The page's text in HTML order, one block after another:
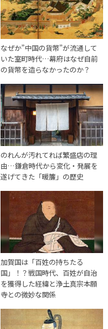
なぜか”中国の貨幣”が流通して
いた室町時代…幕府はなぜ自前
の貨幣を造らなかったのか？
のれんが汚れてれば繁盛店の理
由…鎌倉時代から変化・発展を
遂げてきた「暖簾」の歴史
加賀国は「百姓の持ちたる
国」！？戦国時代、百姓が自治
を獲得した経緯と浄土真宗本願
寺との微妙な関係